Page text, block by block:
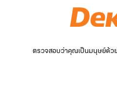
ตรวจสอบว่าคุณเป็นมนุษย์ด้ว